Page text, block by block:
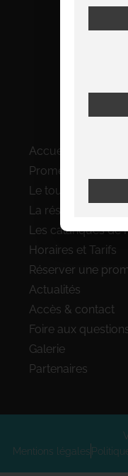
Accueil
Promenades en
Le tour complet
La réserve de
Les calanques de
Horaires et Tarifs
Réserver une
Actualités
Accès & contact
Foire aux
Galerie
Partenaires
Mentions légales